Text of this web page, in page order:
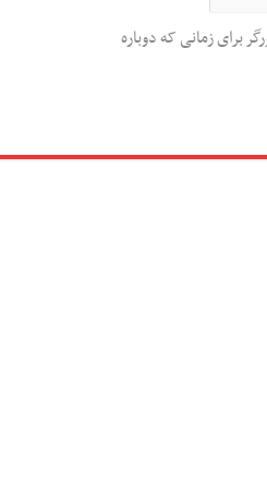
برای زمانی که دوباره